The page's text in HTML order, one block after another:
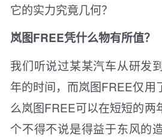
它的实力究竟几何？
岚图FREE凭什么物有所值？
我们听说过某某汽车从研发
年的时间，而岚图FREE仅用
么岚图FREE可以在短短的两
个不得不说是得益于东风的